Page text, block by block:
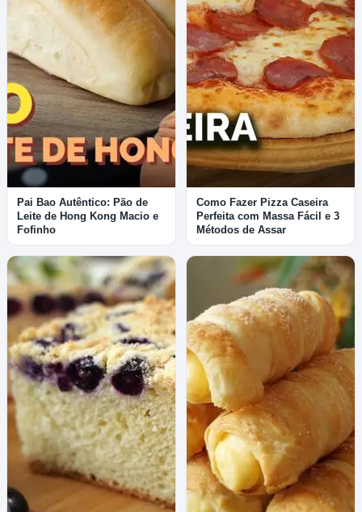
Pai Bao Autêntico: Pão de
Leite de Hong Kong Macio e
Fofinho
Como Fazer Pizza Caseira
Perfeita com Massa Fácil e 3
Métodos de Assar